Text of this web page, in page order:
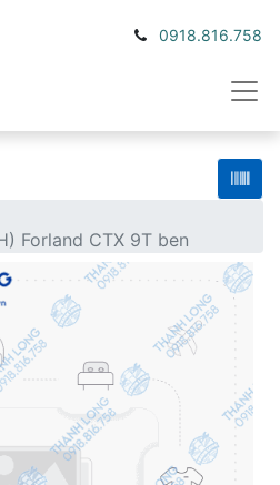
0918.816.758
Forland CTX 9T ben